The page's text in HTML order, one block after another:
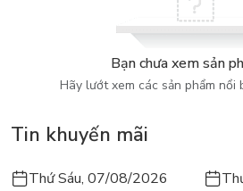
Bạn chưa xem sản
Hãy lướt xem các sản phẩm nổi
Tin khuyến mãi
Thứ Sáu, 07/08/2026